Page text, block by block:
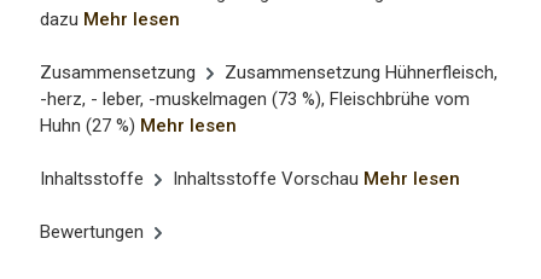
dazu Mehr lesen
Zusammensetzung
Zusammensetzung Hühnerfleisch,
-herz, - leber, -muskelmagen (73 %), Fleischbrühe vom
Huhn (27 %) Mehr lesen
Inhaltsstoffe Inhaltsstoffe Vorschau Mehr lesen
Bewertungen